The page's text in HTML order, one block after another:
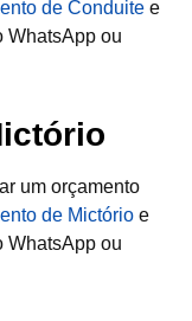
de Conduite e
WhatsApp ou
um orçamento
de Mictório e
WhatsApp ou